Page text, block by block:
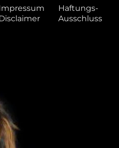
Haftungs-
Ausschluss